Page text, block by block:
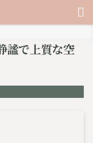
謐で上質な空